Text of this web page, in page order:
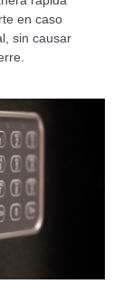
en caso
sin causar